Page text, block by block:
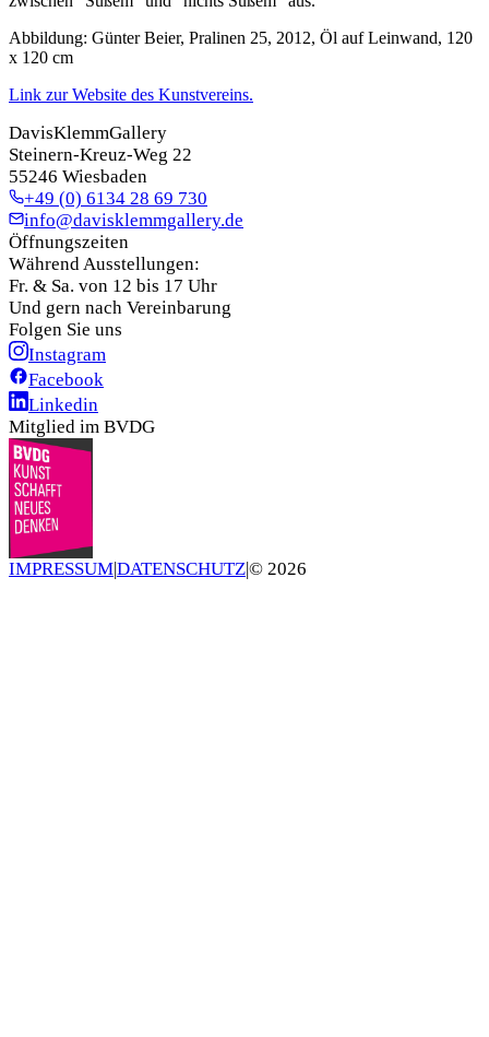
Abbildung: Günter Beier, Pralinen 25, 2012, Öl auf Leinwand, 120
x 120 cm
Link zur Website des Kunstvereins.
DavisKlemmGallery
Steinern-Kreuz-Weg 22
55246 Wiesbaden
+49 (0) 6134 28 69 730
info@davisklemmgallery.de
Öffnungszeiten
Während Ausstellungen:
Fr. & Sa. von 12 bis 17 Uhr
Und gern nach Vereinbarung
Folgen Sie uns
Instagram
Facebook
Linkedin
Mitglied im BVDG
IMPRESSUM|DATENSCHUTZ|© 2026